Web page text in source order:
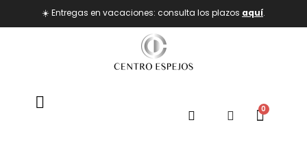
☀️ Entregas en vacaciones: consulta los plazos aquí.